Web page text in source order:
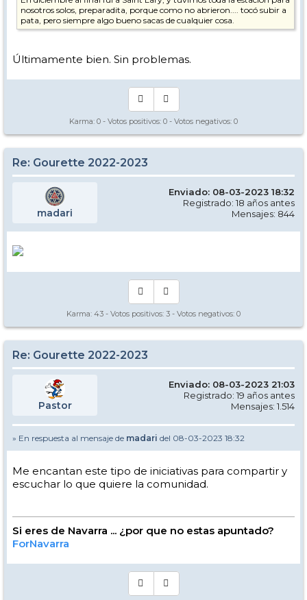
nosotros solos, preparadita, porque como no abrieron.... tocó subir a
pata, pero siempre algo bueno sacas de cualquier cosa.
Últimamente bien. Sin problemas.
Karma: 0 - Votos positivos: 0 - Votos negativos: 0
Re: Gourette 2022-2023
madari
Enviado: 08-03-2023 18:32
Registrado: 18 años antes
Mensajes: 844
Karma: 43 - Votos positivos: 3 - Votos negativos: 0
Re: Gourette 2022-2023
Pastor
Enviado: 08-03-2023 21:03
Registrado: 19 años antes
Mensajes: 1.514
» En respuesta al mensaje de madari del 08-03-2023 18:32
Me encantan este tipo de iniciativas para compartir y
escuchar lo que quiere la comunidad.
Si eres de Navarra ... ¿por que no estas apuntado?
ForNavarra